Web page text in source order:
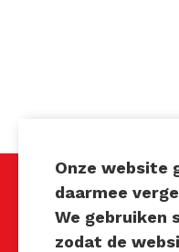
Techniek
Onze website
daarmee
We gebruiken
zodat de